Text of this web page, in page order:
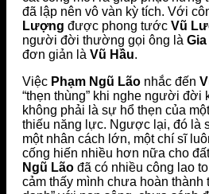
đã lập nên vô vàn kỳ tích. Với
Lượng được phong tước Vũ
người đời thường gọi ông là
đơn giản là Vũ Hầu.
Việc Phạm Ngũ Lão nhắc đến
“thẹn thùng” khi nghe người đời
không phải là sự hổ thẹn của
thiếu năng lực. Ngược lại, đó là
một nhân cách lớn, một chí sĩ
cống hiến nhiều hơn nữa cho
Ngũ Lão đã có nhiều công lao
cảm thấy mình chưa hoàn thành